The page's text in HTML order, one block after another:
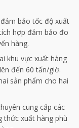
bảo tốc độ xuất
hợp đảm bảo đo
hàng.
khu vực xuất hàng
đến 60 tấn/giờ.
sản phẩm cho hai
cung cấp các
thức xuất hàng phù